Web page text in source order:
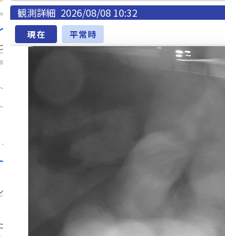
観測詳細 2026/08/08 10:32
現在 平常時